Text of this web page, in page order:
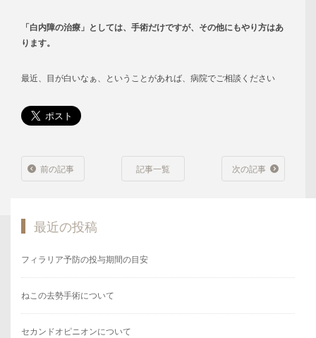
「白内障の治療」としては、手術だけですが、その他にもやり方はあ
ります。
最近、目が白いなぁ、ということがあれば、病院でご相談ください
前の記事 記事一覧 次の記事
最近の投稿
フィラリア予防の投与期間の目安
ねこの去勢手術について
セカンドオピニオンについて